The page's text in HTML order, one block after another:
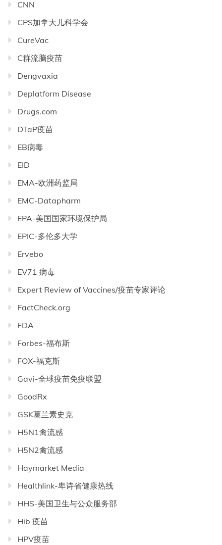
CNN
CPS加拿大儿科学会
CureVac
C群流脑疫苗
Dengvaxia
Deplatform Disease
Drugs.com
DTaP疫苗
EB病毒
EID
EMA-欧洲药监局
EMC-Datapharm
EPA-美国国家环境保护局
EPIC-多伦多大学
Ervebo
EV71 病毒
Expert Review of Vaccines/疫苗专家评论
FactCheck.org
FDA
Forbes-福布斯
FOX-福克斯
Gavi-全球疫苗免疫联盟
GoodRx
GSK葛兰素史克
H5N1禽流感
H5N2禽流感
Haymarket Media
Healthlink-卑诗省健康热线
HHS-美国卫生与公众服务部
Hib 疫苗
HPV疫苗